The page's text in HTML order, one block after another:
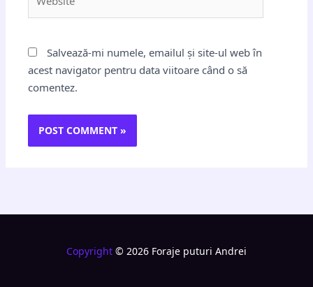
Salvează-mi numele, emailul și site-ul web în
acest navigator pentru data viitoare când o să
comentez.
Copyright © 2026 Foraje puturi Andrei